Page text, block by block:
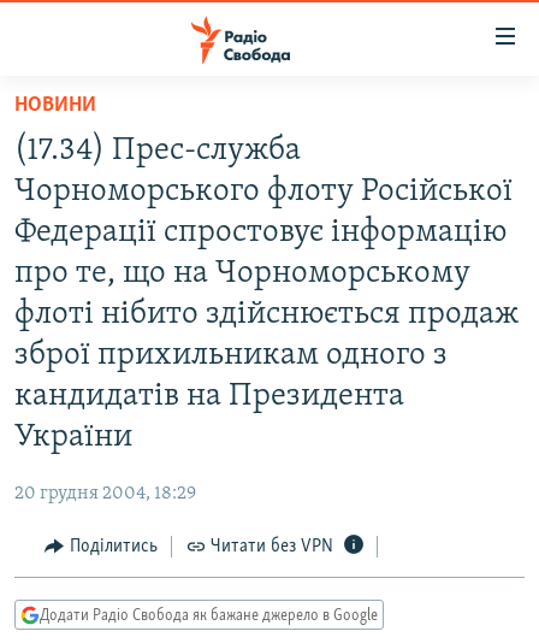
Перейти
основного
матеріалу
Перейти
до
основної
навігації
Перейти
до
пошуку
РАДІО СВОБОДА – 70 РОКІВ
ВСЕ ЗА ДОБУ
СТАТТІ
ЕКОНОМІКА
СУСПІЛЬСТВО
КУЛЬТУРА
СПОРТ
РОСІЙСЬКА «ФІЛЬТРАЦІЯ»
ДОНБАС.РЕАЛІЇ
КРИМ.РЕАЛІЇ
ТИ ЯК?
МУЛЬТИМЕДІА
ФОТО
НОВИНИ
(17.34) Прес-служба
Чорноморського флоту Російської
Федерації спростовує інформацію
про те, що на Чорноморському
флоті нібито здійснюється продаж
зброї прихильникам одного з
кандидатів на Президента
України
20 грудня 2004, 18:29
Поділитись Читати без VPN
Додати Радіо Свобода як бажане джерело в Google